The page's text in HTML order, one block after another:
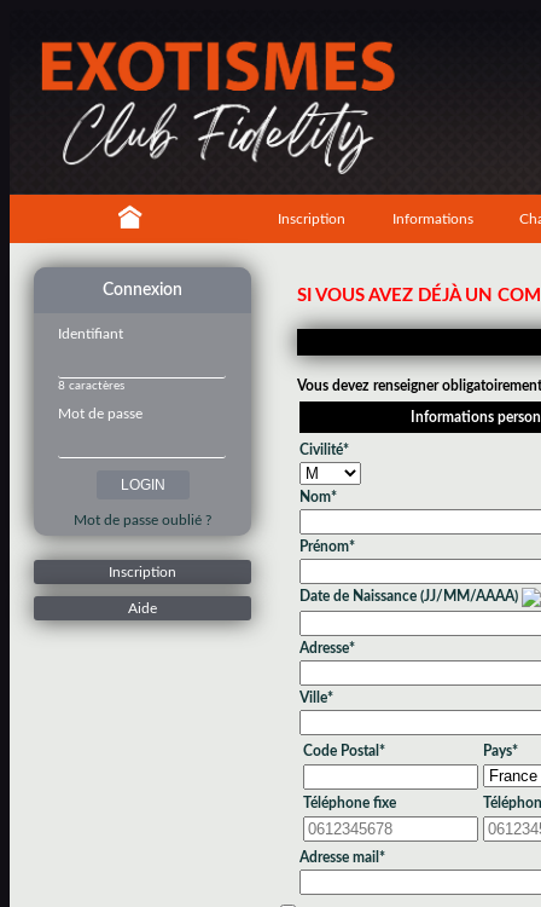
Inscription Informations
Connexion
Identifiant
8 caractères
Mot de passe
Mot de passe oublié ?
Inscription
Aide
SI VOUS AVEZ DÉJÀ UN
Vous devez renseigner
Informations
Civilité*
Nom*
Prénom*
Date de Naissance (JJ/MM/AAAA)
Adresse*
Ville*
Code Postal* Pays*
Téléphone fixe
Adresse mail*